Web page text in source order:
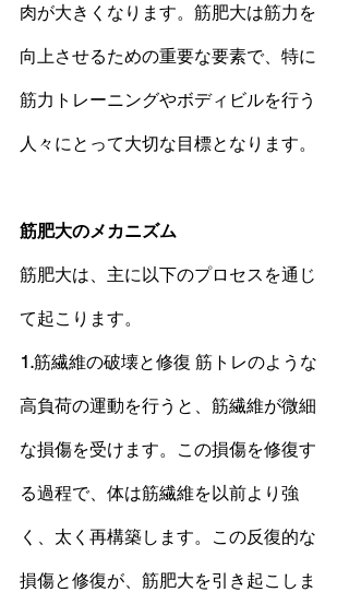
肉が大きくなります。 筋肥大は筋力を
向上させるための重要な要素で、特に
筋力トレーニングやボディビルを行う
人々にとって大切な目標となります。
筋肥大のメカニズム
筋肥大は、主に以下のプロセスを通じ
て起こります。
1.筋繊維の破壊と修復 筋トレのような
高負荷の運動を行うと、筋繊維が微細
な損傷を受けます。この損傷を修復す
る過程で、体は筋繊維を以前より強
く、太く再構築します。この反復的な
損傷と修復が、 筋肥大を引き起こしま